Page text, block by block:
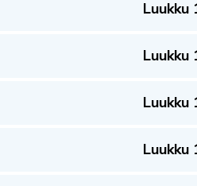
Luukku
Luukku
Luukku
Luukku